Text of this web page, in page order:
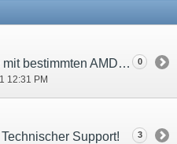
Performance-Probleme mit bestimmten AMD (ATI) Grafikkarten und Windows XP
12:31 PM
0
Support!
3